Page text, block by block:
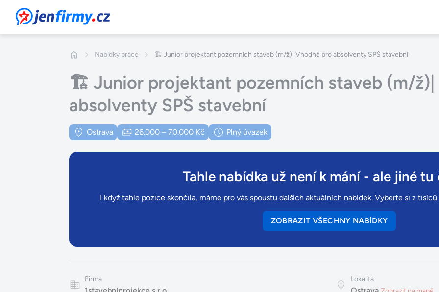
JenFirmy.cz
Nabídky práce 🏗️ Junior projektant pozemních staveb (m/ž)| Vhodné pro absolventy SPŠ stavební
🏗️ Junior projektant pozemních staveb (m/ž)|
absolventy SPŠ stavební
Ostrava 26.000 – 70.000 Kč Plný úvazek
Tahle nabídka už není k mání- ale jiné tu
I když tahle pozice skončila, máme pro vás spoustu dalších aktuálních nabídek. Vyberte si z
ZOBRAZIT VŠECHNY NABÍDKY
Firma Lokalita